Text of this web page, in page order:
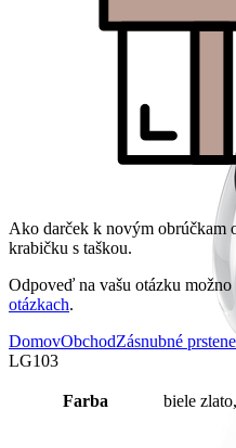
Ako darček k novým obrúčkam
krabičku s taškou.
Odpoveď na vašu otázku možno
otázkach.
DomovObchodZásnubné prstene
LG103
Farba biele